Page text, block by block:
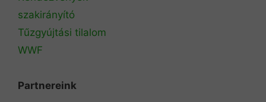
szakirányító
Tűzgyújtási tilalom
WWF
Partnereink